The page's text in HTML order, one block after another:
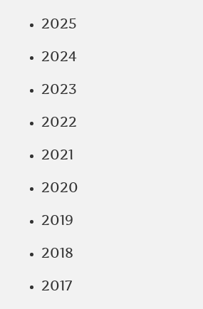
2025
2024
2023
2022
2021
2020
2019
2018
2017